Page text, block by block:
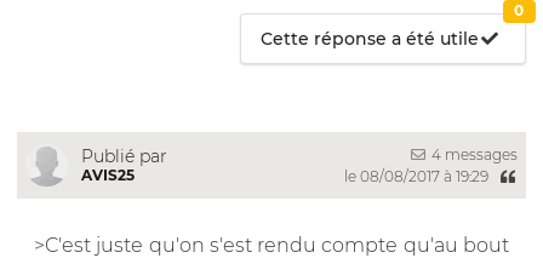
Cette réponse a été utile
0
Publié par
AVIS25
4 messages
le 08/08/2017 à 19:29
>C'est juste qu'on s'est rendu compte qu'au bout